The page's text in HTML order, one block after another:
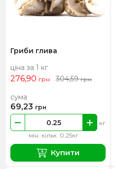
Гриби глива
ціна за 1 кг
276,90 грн 304,59грн
мін. кільк. 0.25кг
кг
сума
69,23 грн
Купити